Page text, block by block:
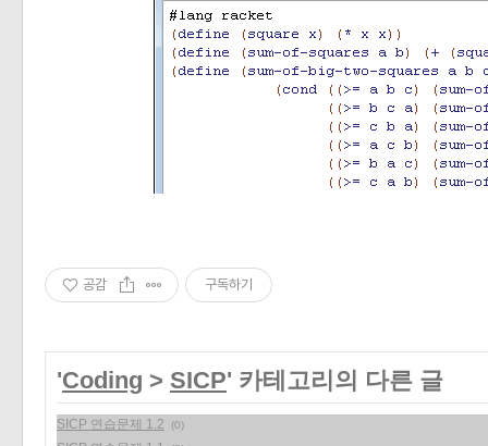
공감 구독하기
'Coding > SICP' 카테고리의 다른 글
SICP 연습문제 1.2 (0)